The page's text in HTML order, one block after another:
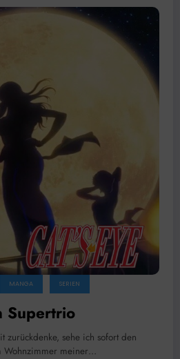
MANGA SERIEN
Supertrio
zurückdenke, sehe ich sofort den
Wohnzimmer meiner…